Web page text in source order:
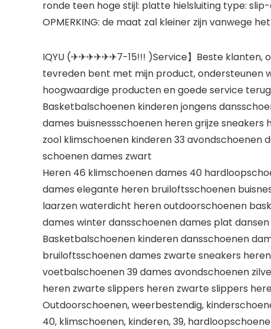
ronde teen hoge stijl: platte hielsluiting type:
OPMERKING: de maat zal kleiner zijn vanwege
IQYU (✈✈✈✈✈✈7-15!!! )Service】Beste klanten,
tevreden bent met mijn product, ondersteunen
hoogwaardige producten en goede service
Basketbalschoenen kinderen jongens
dames buisnessschoenen heren grijze
zool klimschoenen kinderen 33
schoenen dames zwart
Heren 46 klimschoenen dames 40
dames elegante heren bruiloftsschoenen
laarzen waterdicht heren outdoorschoenen
dames winter dansschoenen dames plat
Basketbalschoenen kinderen dansschoenen
bruiloftsschoenen dames zwarte sneakers
voetbalschoenen 39 dames avondschoenen
heren zwarte slippers heren zwarte slippers
Outdoorschoenen, weerbestendig,
40, klimschoenen, kinderen, 39,